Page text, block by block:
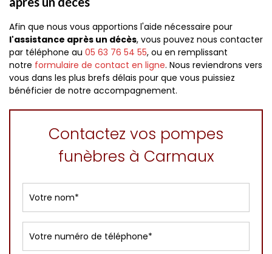
Afin que nous vous apportions l'aide nécessaire pour
l'assistance après un décès, vous pouvez nous contacter
par téléphone au 05 63 76 54 55, ou en remplissant
notre formulaire de contact en ligne. Nous reviendrons vers
vous dans les plus brefs délais pour que vous puissiez
bénéficier de notre accompagnement.
Contactez vos pompes
funèbres à Carmaux